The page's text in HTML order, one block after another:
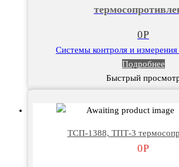
0Р
Системы контроля и
Подробнее
Быстрый
ТСП-1388, ТПТ-3
0Р